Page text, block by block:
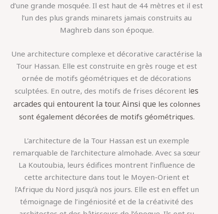
d’une grande mosquée. Il est haut de 44 mètres et il est
l’un des plus grands minarets jamais construits au
Maghreb dans son époque.
Une architecture complexe et décorative caractérise la
Tour Hassan. Elle est construite en grès rouge et est
ornée de motifs géométriques et de décorations
sculptées. En outre, des motifs de frises décorent les
arcades qui entourent la tour. Ainsi que les colonnes
sont également décorées de motifs géométriques.
L’architecture de la Tour Hassan est un exemple
remarquable de l’architecture almohade. Avec sa sœur
La Koutoubia, leurs édifices montrent l’influence de
cette architecture dans tout le Moyen-Orient et
l’Afrique du Nord jusqu’à nos jours. Elle est en effet un
témoignage de l’ingéniosité et de la créativité des